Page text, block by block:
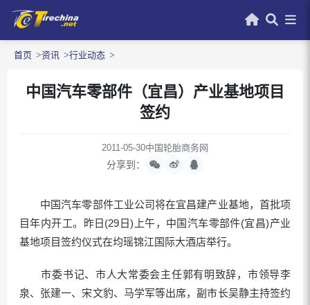
首页 资讯 行业动态
中国汽车零部件（宜昌）产业基地项目
签约
2011-05-30中国轮胎商务网
分享到：
中国汽车零部件工业公司将在宜昌建产业基地，首批项
目年内开工。昨日(29日)上午，中国汽车零部件(宜昌)产业
基地项目签约仪式在均瑶锦江国际大酒店举行。
市委书记、市人大常委会主任郭有明致辞，市领导李
泉、张建一、宋文豹、马学军等出席，副市长吴静主持签约